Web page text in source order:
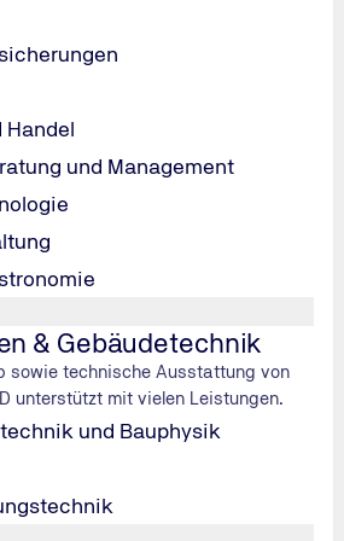
Handel
und Management
& Gebäudetechnik
sowie technische Ausstattung von
unterstützt mit vielen Leistungen.
und Bauphysik
Kriterien, maximales
- Webinar| Online|
aus, die sich
wie Sie von einer Zertifizierung